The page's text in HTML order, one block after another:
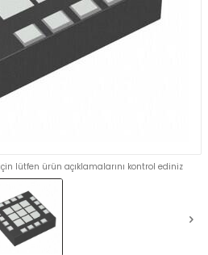
lütfen ürün açıklamalarını kontrol ediniz